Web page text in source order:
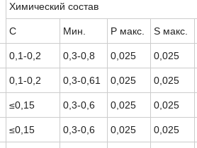
Химический состав
С Мин. Р макс. S макс.
0,1-0,2 0,3-0,8 0,025 0,025
0,1-0,2 0,3-0,61 0,025 0,025
≤0,15 0,3-0,6 0,025 0,025
≤0,15 0,3-0,6 0,025 0,025